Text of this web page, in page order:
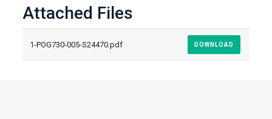
Attached Files
1-POG730-005-S24470.pdf DOWNLOAD